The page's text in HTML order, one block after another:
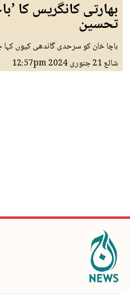
بھارتی کانگریس کا
تحسین
باچا خان کو سرحدی گاندھی کیوں کہا
شائع21 جنوری 2024 12:57pm